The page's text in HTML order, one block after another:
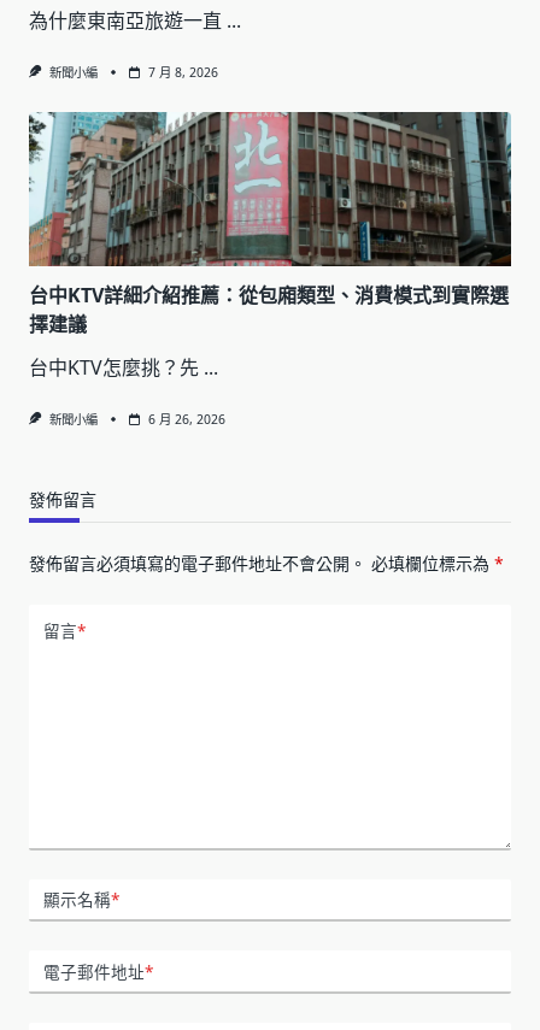
為什麼東南亞旅遊一直 ...
新聞小編 7 月 8, 2026
台中KTV詳細介紹推薦：從包廂類型、消費模式到實際選
擇建議
台中KTV怎麼挑？先 ...
新聞小編 6 月 26, 2026
發佈留言
發佈留言必須填寫的電子郵件地址不會公開。 必填欄位標示為 *
留言*
顯示名稱*
電子郵件地址*